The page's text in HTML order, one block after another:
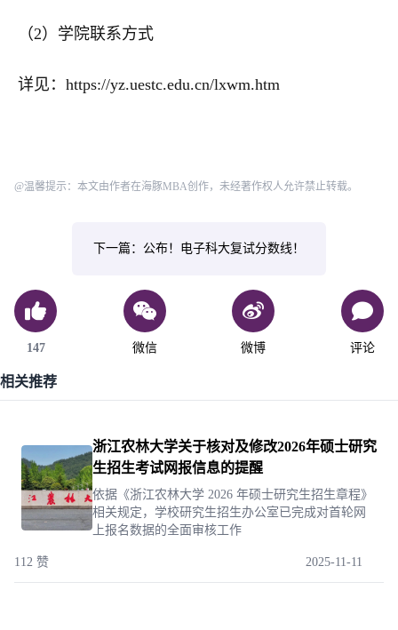
（2）学院联系方式
详见：https://yz.uestc.edu.cn/lxwm.htm
@温馨提示：本文由作者在海豚MBA创作，未经著作权人允许禁止转载。
下一篇：公布！电子科大复试分数线！
147 微信 微博 评论
相关推荐
浙江农林大学关于核对及修改2026年硕士研究
生招生考试网报信息的提醒
依据《浙江农林大学 2026 年硕士研究生招生章程》
相关规定，学校研究生招生办公室已完成对首轮网
上报名数据的全面审核工作
112 赞 2025-11-11